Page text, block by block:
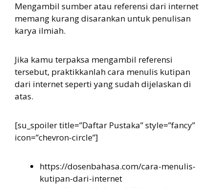
Mengambil sumber atau referensi dari internet
memang kurang disarankan untuk penulisan
karya ilmiah.
Jika kamu terpaksa mengambil referensi
tersebut, praktikkanlah cara menulis kutipan
dari internet seperti yang sudah dijelaskan di
atas.
[su_spoiler title=”Daftar Pustaka” style=”fancy”
icon=”chevron-circle”]
https://dosenbahasa.com/cara-menulis-
kutipan-dari-internet